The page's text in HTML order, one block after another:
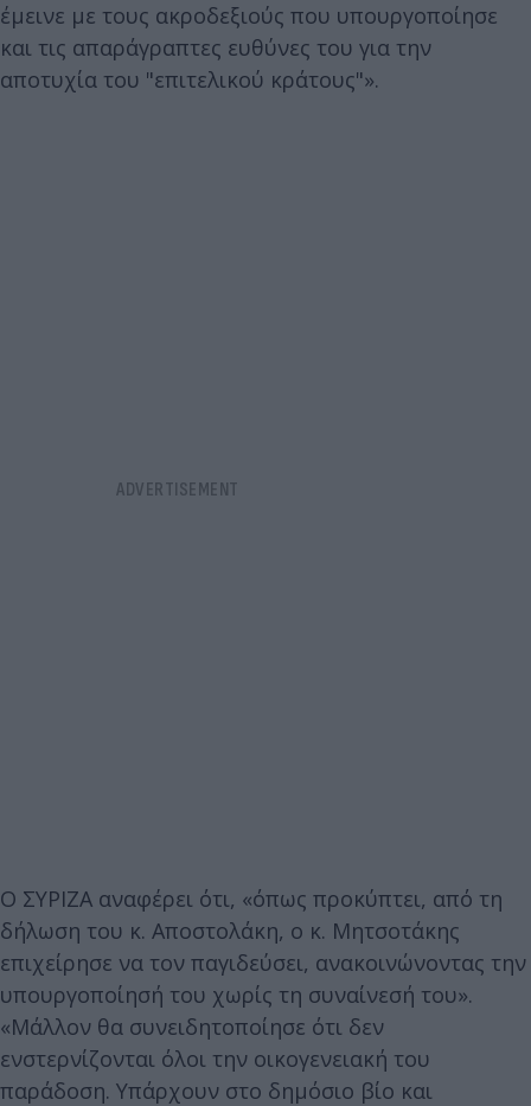
έμεινε με τους ακροδεξιούς που υπουργοποίησε
και τις απαράγραπτες ευθύνες του για την
αποτυχία του "επιτελικού κράτους"».
Ο ΣΥΡΙΖΑ αναφέρει ότι, «όπως προκύπτει, από τη
δήλωση του κ. Αποστολάκη, ο κ. Μητσοτάκης
επιχείρησε να τον παγιδεύσει, ανακοινώνοντας την
υπουργοποίησή του χωρίς τη συναίνεσή του».
«Μάλλον θα συνειδητοποίησε ότι δεν
ενστερνίζονται όλοι την οικογενειακή του
παράδοση. Υπάρχουν στο δημόσιο βίο και